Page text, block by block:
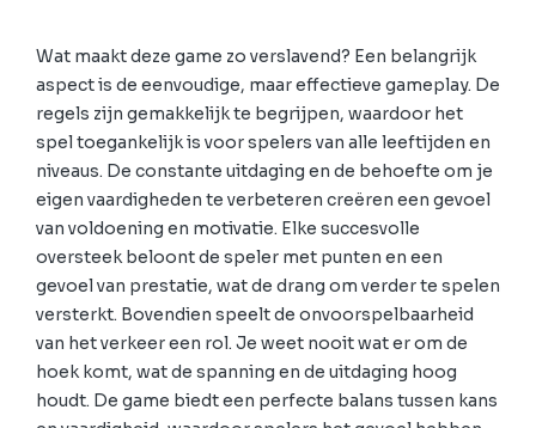
Wat maakt deze game zo verslavend? Een belangrijk
aspect is de eenvoudige, maar effectieve gameplay. De
regels zijn gemakkelijk te begrijpen, waardoor het
spel toegankelijk is voor spelers van alle leeftijden en
niveaus. De constante uitdaging en de behoefte om je
eigen vaardigheden te verbeteren creëren een gevoel
van voldoening en motivatie. Elke succesvolle
oversteek beloont de speler met punten en een
gevoel van prestatie, wat de drang om verder te spelen
versterkt. Bovendien speelt de onvoorspelbaarheid
van het verkeer een rol. Je weet nooit wat er om de
hoek komt, wat de spanning en de uitdaging hoog
houdt. De game biedt een perfecte balans tussen kans